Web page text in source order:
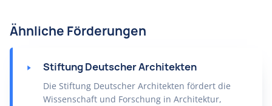
Ähnliche Förderungen
Stiftung Deutscher Architekten
Die Stiftung Deutscher Architekten fördert die
Wissenschaft und Forschung in Architektur,